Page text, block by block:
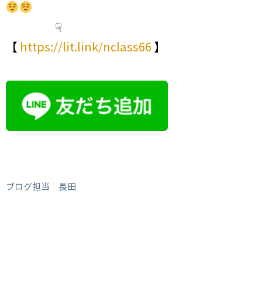
☟
【 https://lit.link/nclass66 】
ブログ担当 長田